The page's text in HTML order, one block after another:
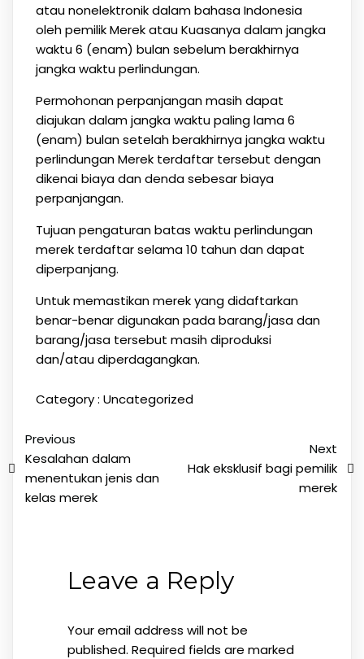
atau nonelektronik dalam bahasa Indonesia
oleh pemilik Merek atau Kuasanya dalam jangka
waktu 6 (enam) bulan sebelum berakhirnya
jangka waktu perlindungan.
Permohonan perpanjangan masih dapat
diajukan dalam jangka waktu paling lama 6
(enam) bulan setelah berakhirnya jangka waktu
perlindungan Merek terdaftar tersebut dengan
dikenai biaya dan denda sebesar biaya
perpanjangan.
Tujuan pengaturan batas waktu perlindungan
merek terdaftar selama 10 tahun dan dapat
diperpanjang.
Untuk memastikan merek yang didaftarkan
benar-benar digunakan pada barang/jasa dan
barang/jasa tersebut masih diproduksi
dan/atau diperdagangkan.
Category : Uncategorized
Previous
Kesalahan dalam
menentukan jenis dan
kelas merek
Next
Hak eksklusif bagi pemilik
merek
Leave a Reply
Your email address will not be
published. Required fields are marked